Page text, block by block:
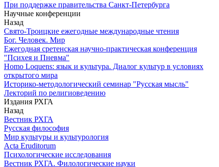
При поддержке правительства Санкт-Петербурга
Научные конференции
Назад
Свято-Троицкие ежегодные международные чтения
Бог. Человек. Мир
Ежегодная сретенская научно-практическая конференция
"Психея и Пневма"
Homo Loquens: язык и культура. Диалог культур в условиях
открытого мира
Историко-методологический семинар "Русская мысль"
Лекторий по религиоведению
Издания РХГА
Назад
Вестник РХГА
Русская философия
Мир культуры и культурология
Acta Eruditorum
Психологические исследования
Вестник РХГА. Филологические науки